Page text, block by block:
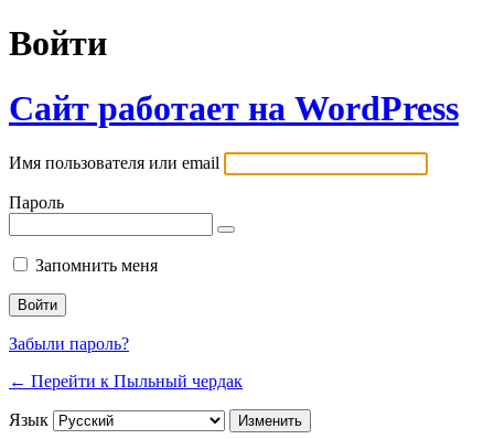
Войти
Сайт работает на WordPress
Имя пользователя или email
Пароль
Запомнить меня
Забыли пароль?
← Перейти к Пыльный чердак
Язык